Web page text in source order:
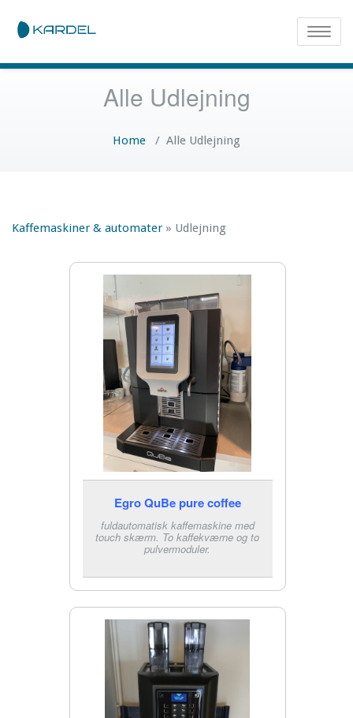
Toggle
Alle Udlejning
Home / Alle Udlejning
Kaffemaskiner & automater» Udlejning
Egro QuBe pure coffee
fuldautomatisk kaffemaskine med
touch skærm. To kaffekværne og to
pulvermoduler.